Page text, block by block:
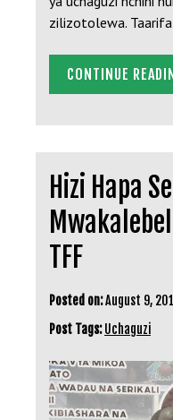
zilizotolewa.
CONTINUE
Hizi Hapa
TFF
Posted on:August 9,
Post Tags:Uchaguzi